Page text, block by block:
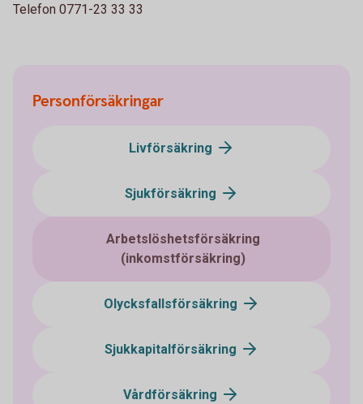
Telefon 0771-23 33 33
Personförsäkringar
Livförsäkring
Sjukförsäkring
Arbetslöshetsförsäkring
(inkomstförsäkring)
Olycksfallsförsäkring
Sjukkapitalförsäkring
Vårdförsäkring